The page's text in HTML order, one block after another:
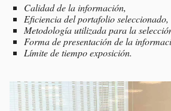
Calidad de la información,
Eficiencia del portafolio seleccionado,
Metodología utilizada para la
Forma de presentación de la
Límite de tiempo exposición.